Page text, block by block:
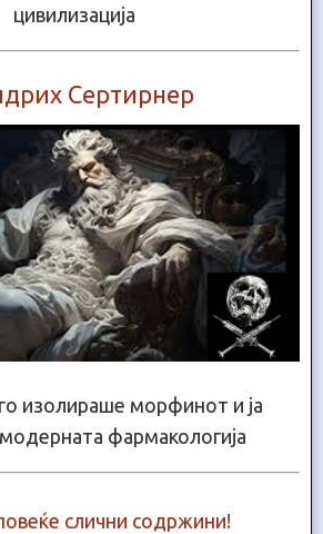
цивилизација
Сертирнер
изолираше морфинот и ја
фармакологија
слични содржини!